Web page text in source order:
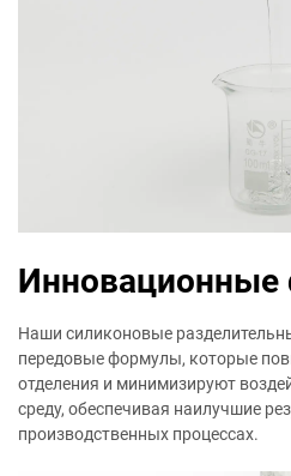
Наши силиконовые
передовые формулы, которые
отделения и минимизируют
среду, обеспечивая наилучшие
производственных процессах.